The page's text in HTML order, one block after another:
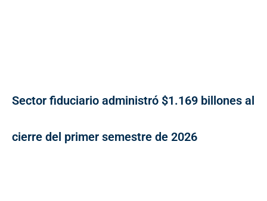
Sector fiduciario administró $1.169 billones al
cierre del primer semestre de 2026